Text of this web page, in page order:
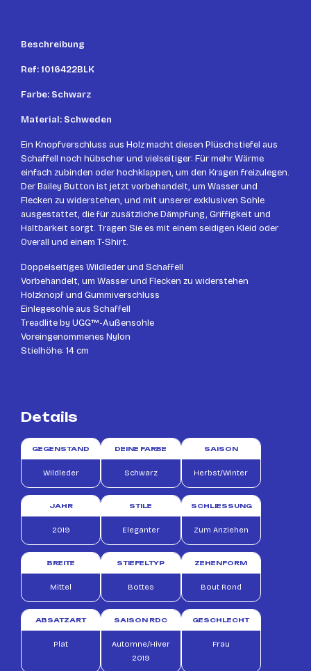
Beschreibung
Ref: 1016422BLK
Farbe: Schwarz
Material: Schweden
Ein Knopfverschluss aus Holz macht diesen Plüschstiefel aus
Schaffell noch hübscher und vielseitiger: Für mehr Wärme
einfach zubinden oder hochklappen, um den Kragen freizulegen.
Der Bailey Button ist jetzt vorbehandelt, um Wasser und
Flecken zu widerstehen, und mit unserer exklusiven Sohle
ausgestattet, die für zusätzliche Dämpfung, Griffigkeit und
Haltbarkeit sorgt. Tragen Sie es mit einem seidigen Kleid oder
Overall und einem T-Shirt.
Doppelseitiges Wildleder und Schaffell
Vorbehandelt, um Wasser und Flecken zu widerstehen
Holzknopf und Gummiverschluss
Einlegesohle aus Schaffell
Treadlite by UGG™-Außensohle
Voreingenommenes Nylon
Stielhöhe: 14 cm
Details
GEGENSTAND
Wildleder
DEINE FARBE
Schwarz
SAISON
Herbst/Winter
JAHR
2019
STILE
Eleganter
SCHLIESSUNG
Zum Anziehen
BREITE
Mittel
STIEFELTYP
Bottes
ZEHENFORM
Bout Rond
ABSATZART
Plat
SAISON RDC
Automne/Hiver
2019
GESCHLECHT
Frau